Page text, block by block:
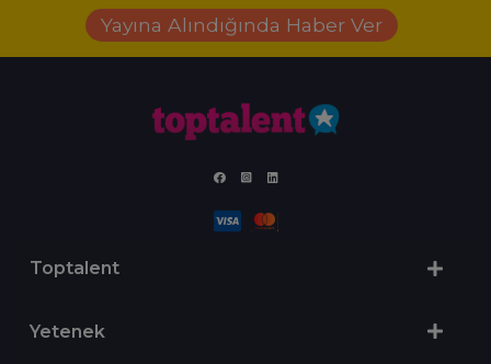
Yayına Alındığında Haber Ver
Toptalent
Yetenek